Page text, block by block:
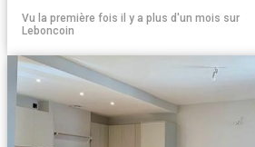
Vu la première fois il y a plus d'un mois sur
Leboncoin